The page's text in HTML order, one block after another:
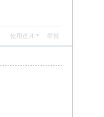
使用道具 举报